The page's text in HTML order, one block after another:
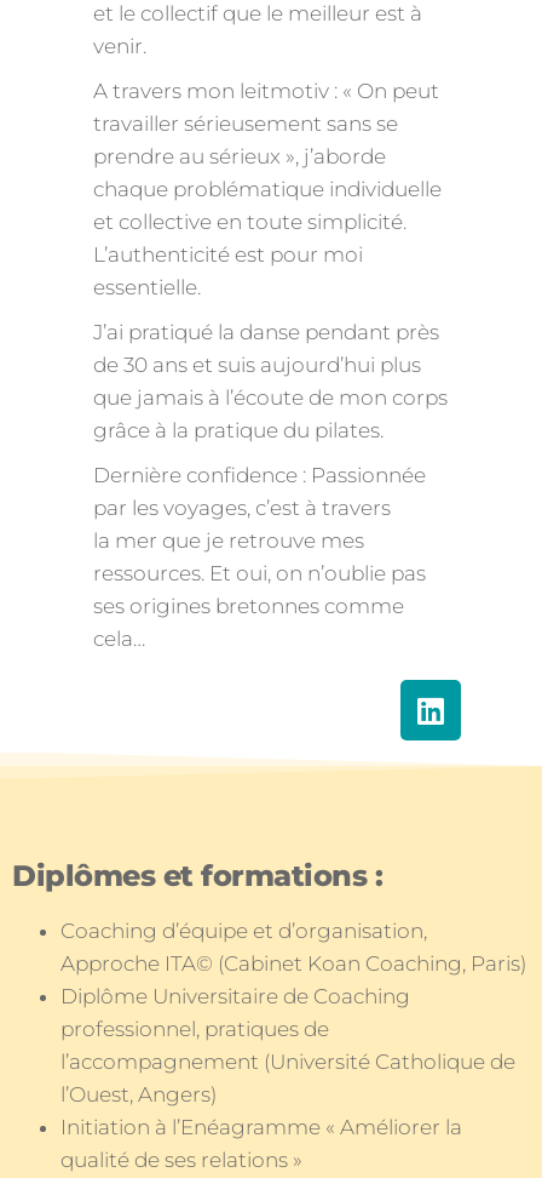
et le collectif que le meilleur est à
venir.
A travers mon leitmotiv : « On peut
travailler sérieusement sans se
prendre au sérieux », j’aborde
chaque problématique individuelle
et collective en toute simplicité.
L’authenticité est pour moi
essentielle.
J’ai pratiqué la danse pendant près
de 30 ans et suis aujourd’hui plus
que jamais à l’écoute de mon corps
grâce à la pratique du pilates.
Dernière confidence : Passionnée
par les voyages, c’est à travers
la mer que je retrouve mes
ressources. Et oui, on n’oublie pas
ses origines bretonnes comme
cela…
Diplômes et formations :
Coaching d’équipe et d’organisation,
Approche ITA© (Cabinet Koan Coaching, Paris)
Diplôme Universitaire de Coaching
professionnel, pratiques de
l’accompagnement (Université Catholique de
l’Ouest, Angers)
Initiation à l’Enéagramme « Améliorer la
qualité de ses relations »